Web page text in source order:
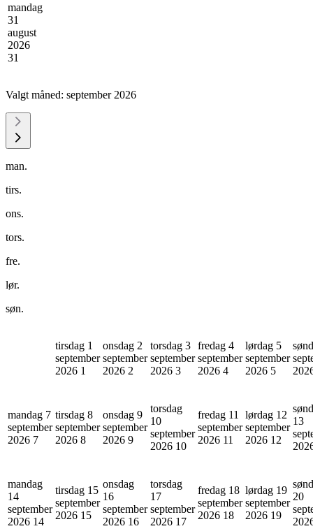
mandag
31
august
2026
31
Valgt måned: september 2026
man.
tirs.
ons.
tors.
fre.
lør.
søn.
tirsdag 1
september
2026 1
onsdag 2
september
2026 2
torsdag 3
september
2026 3
fredag 4
september
2026 4
lørdag 5
september
2026 5
mandag 7
september
2026 7
tirsdag 8
september
2026 8
onsdag 9
september
2026 9
torsdag
10
september
2026 10
fredag 11
september
2026 11
lørdag 12
september
2026 12
13
mandag
14
september
2026 14
tirsdag 15
september
2026 15
onsdag
16
september
2026 16
torsdag
17
september
2026 17
fredag 18
september
2026 18
lørdag 19
september
2026 19
20